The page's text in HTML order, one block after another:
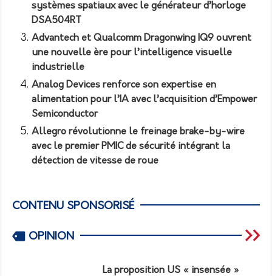
systèmes spatiaux avec le générateur d’horloge
DSA504RT
Advantech et Qualcomm Dragonwing IQ9 ouvrent
une nouvelle ère pour l’intelligence visuelle
industrielle
Analog Devices renforce son expertise en
alimentation pour l’IA avec l’acquisition d’Empower
Semiconductor
Allegro révolutionne le freinage brake-by-wire
avec le premier PMIC de sécurité intégrant la
détection de vitesse de roue
CONTENU SPONSORISÉ
OPINION
La proposition US « insensée »